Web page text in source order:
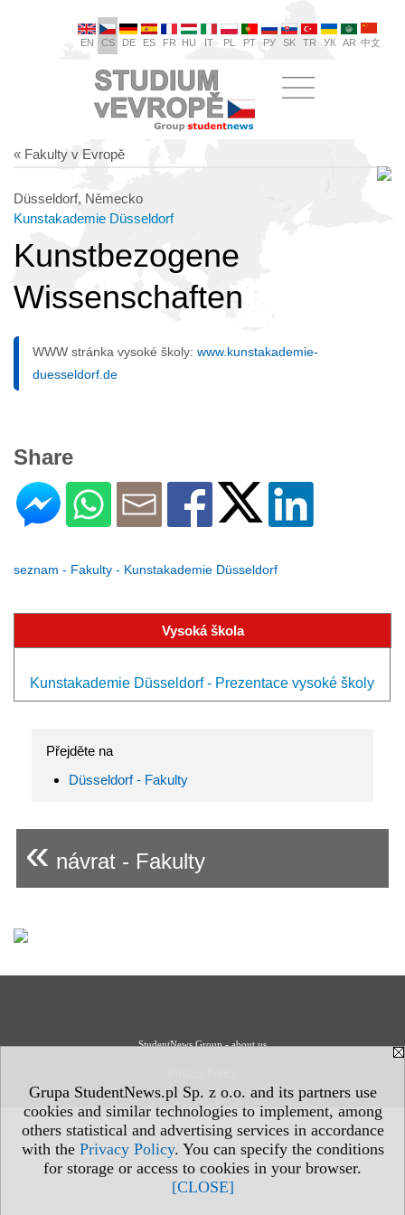
Grupa StudentNews.pl Sp. z o.o. and its partners use
cookies and similar technologies to implement, among
others statistical and advertising services in accordance
with the Privacy Policy. You can specify the conditions
for storage or access to cookies in your browser.
[CLOSE]
EN CS DE ES FR HU IT PL PT РУ SK TR УК AR 中文
« Fakulty v Evropě
Düsseldorf, Německo
Kunstakademie Düsseldorf
Kunstbezogene
Wissenschaften
WWW stránka vysoké školy: www.kunstakademie-
duesseldorf.de
Share
seznam - Fakulty - Kunstakademie Düsseldorf
Vysoká škola
Kunstakademie Düsseldorf - Prezentace vysoké školy
Přejděte na
Düsseldorf - Fakulty
« návrat - Fakulty
StudentNews Group - about us